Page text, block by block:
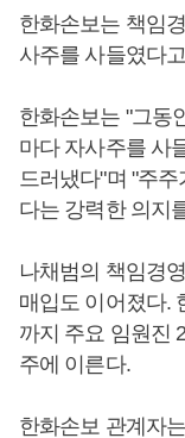
한화손보는 책임
사주를 사들였다
한화손보는 "그동
마다 자사주를 사
드러냈다"며 "주
다는 강력한 의지
나채범의 책임경
매입도 이어졌다.
까지 주요 임원진
주에 이른다.
한화손보 관계자